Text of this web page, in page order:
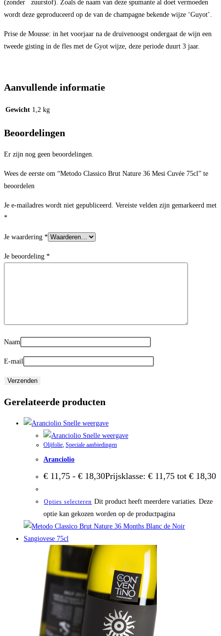
(zonder zuurstof). Zoals de naam van deze spumante al doet vermoeden
wordt deze geproduceerd op de van de champagne bekende wijze ‘Guyot’.
Prise de Mousse: in het voorjaar na de druivenoogst ondergaat de wijn een
tweede gisting in de fles met de Gyot wijze, deze periode duurt 3 jaar.
Aanvullende informatie
Gewicht 1,2 kg
Beoordelingen
Er zijn nog geen beoordelingen.
Wees de eerste om “Metodo Classico Brut Nature 36 Mesi Cuvée 75cl” te
beoordelen
Je e-mailadres wordt niet gepubliceerd. Vereiste velden zijn gemarkeerd met
*
Je waardering *
Je beoordeling *
Naam
E-mail
Gerelateerde producten
Snelle weergave
Snelle weergave
Olijfolie Speciale aanbiedingen
Aranciolio
€ 11,75 - € 18,30Prijsklasse: € 11,75 tot € 18,30
Opties selecteren Dit product heeft meerdere variaties. Deze
optie kan gekozen worden op de productpagina